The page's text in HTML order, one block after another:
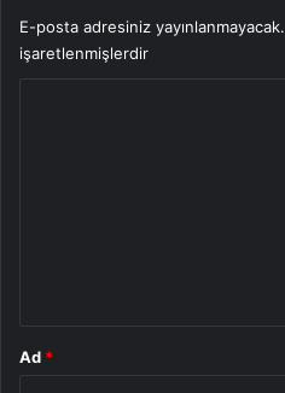
E-posta adresiniz yayınlanmayacak.
işaretlenmişlerdir
Ad *